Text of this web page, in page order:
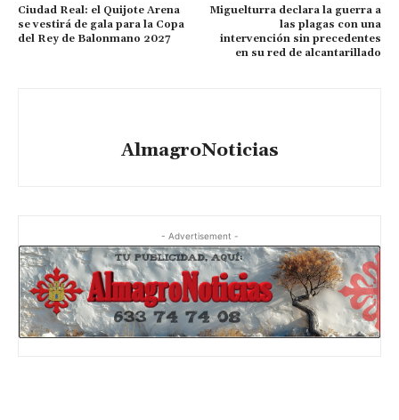
Ciudad Real: el Quijote Arena
se vestirá de gala para la Copa
del Rey de Balonmano 2027
Miguelturra declara la guerra a
las plagas con una
intervención sin precedentes
en su red de alcantarillado
AlmagroNoticias
- Advertisement -